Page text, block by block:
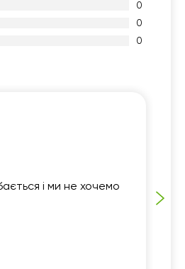
0
0
0
і ми не хочемо